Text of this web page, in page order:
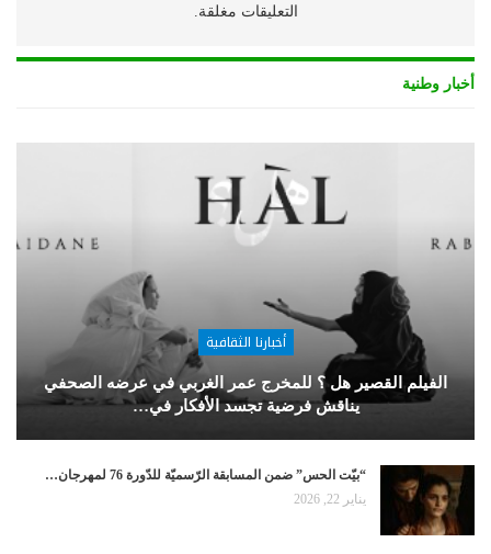
التعليقات مغلقة.
أخبار وطنية
أخبارنا الثقافية
الفيلم القصير هل ؟ للمخرج عمر الغربي في عرضه الصحفي
يناقش فرضية تجسد الأفكار في…
“بيّت الحس” ضمن المسابقة الرّسميّة للدّورة 76 لمهرجان…
يناير 22, 2026